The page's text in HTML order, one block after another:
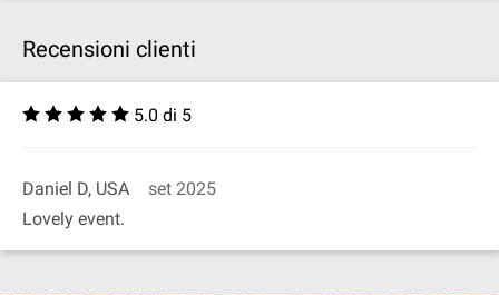
Recensioni clienti
5.0 di 5
Daniel D, USA
set 2025
Lovely event.